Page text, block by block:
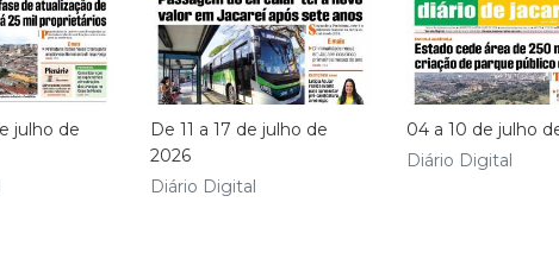
julho de
De 11 a 17 de julho de
2026
Diário Digital
04 a 10 de julho
Diário Digital